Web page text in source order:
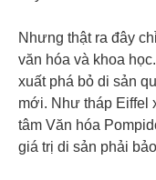
Nhưng thật ra đây
văn hóa và khoa
xuất phá bỏ di sản
mới. Như tháp Eiffel
tâm Văn hóa
giá trị di sản phải